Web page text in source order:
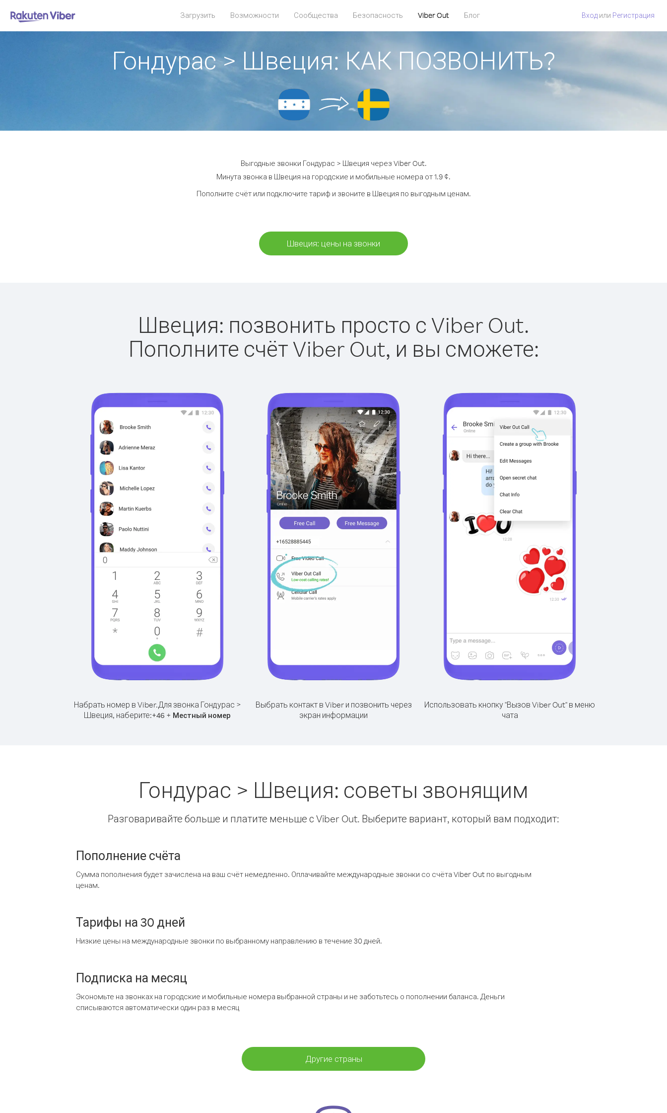
Загрузить Возможности Сообщества Безопасность Viber Out Блог Вход или Регистрация
Гондурас > Швеция: КАК ПОЗВОНИТЬ?
Выгодные звонки Гондурас > Швеция через Viber Out.
Минута звонка в Швеция на городские и мобильные номера от 1.9 ¢.
Пополните счёт или подключите тариф и звоните в Швеция по выгодным ценам.
Швеция: цены на звонки
Швеция: позвонить просто с Viber Out.
Пополните счёт Viber Out, и вы сможете:
Набрать номер в Viber.Для звонка Гондурас >
Швеция, наберите:+46 + Местный номер
Выбрать контакт в Viber и позвонить через
экран информации
Использовать кнопку "Вызов Viber Out" в меню
чата
Гондурас > Швеция: советы звонящим
Разговаривайте больше и платите меньше с Viber Out. Выберите вариант, который вам подходит:
Пополнение счёта
Сумма пополнения будет зачислена на ваш счёт немедленно. Оплачивайте международные звонки со счёта Viber Out по выгодным
ценам.
Тарифы на 30 дней
Низкие цены на международные звонки по выбранному направлению в течение 30 дней.
Подписка на месяц
Экономьте на звонках на городские и мобильные номера выбранной страны и не заботьтесь о пополнении баланса. Деньги
списываются автоматически один раз в месяц
Другие страны